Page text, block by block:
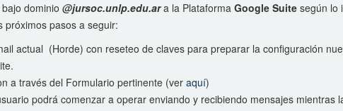
dominio @jursoc.unlp.edu.ara la Plataforma Google Suite según lo
próximos pasos a seguir:
actual (Horde) con reseteo de claves para preparar la configuración
a través del Formulario pertinente (ver aquí)
podrá comenzar a operar enviando y recibiendo mensajes mientras